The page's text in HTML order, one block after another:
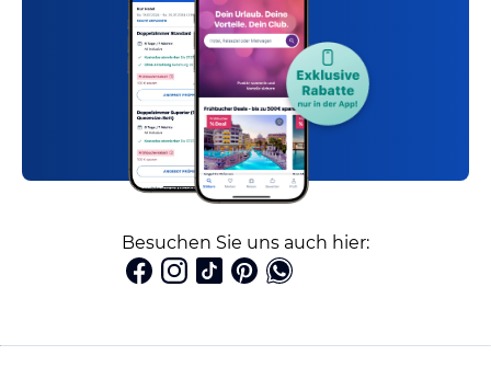
Besuchen Sie uns auch hier: